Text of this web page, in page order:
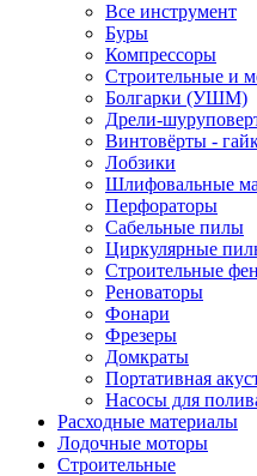
Все инструмент
Буры
Компрессоры
Строительные и
Болгарки (УШМ)
Дрели-
Винтовёрты -
Лобзики
Шлифовальные
Перфораторы
Сабельные пилы
Циркулярные
Строительные
Реноваторы
Фонари
Фрезеры
Домкраты
Портативная
Насосы для
Расходные материалы
Лодочные моторы
Строительные